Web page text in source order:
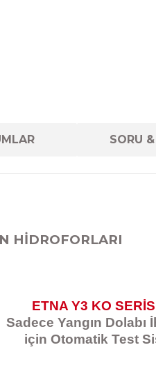
SORU
HİDROFORLARI
ETNA Y3 KO
Sadece Yangın
için Otomatik Test